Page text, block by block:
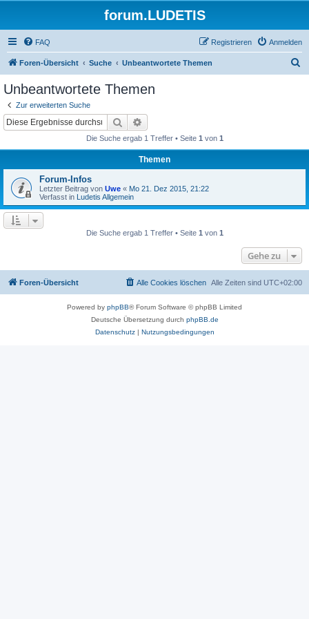
forum.LUDETIS
FAQ Anmelden
Registrieren
Foren-Übersicht Suche Unbeantwortete Themen
Unbeantwortete Themen
Zur erweiterten Suche
Suche
Die Suche ergab 1 Treffer • Seite 1 von 1
Themen
Forum-Infos
Letzter Beitrag von Uwe « Mo 21. Dez 2015, 21:22
Verfasst in Ludetis Allgemein
Die Suche ergab 1 Treffer • Seite 1 von 1
Gehe zu
Foren-Übersicht Alle Zeiten sind UTC+02:00
Alle Cookies löschen
Powered by phpBB® Forum Software © phpBB Limited
Deutsche Übersetzung durch phpBB.de
Datenschutz| Nutzungsbedingungen